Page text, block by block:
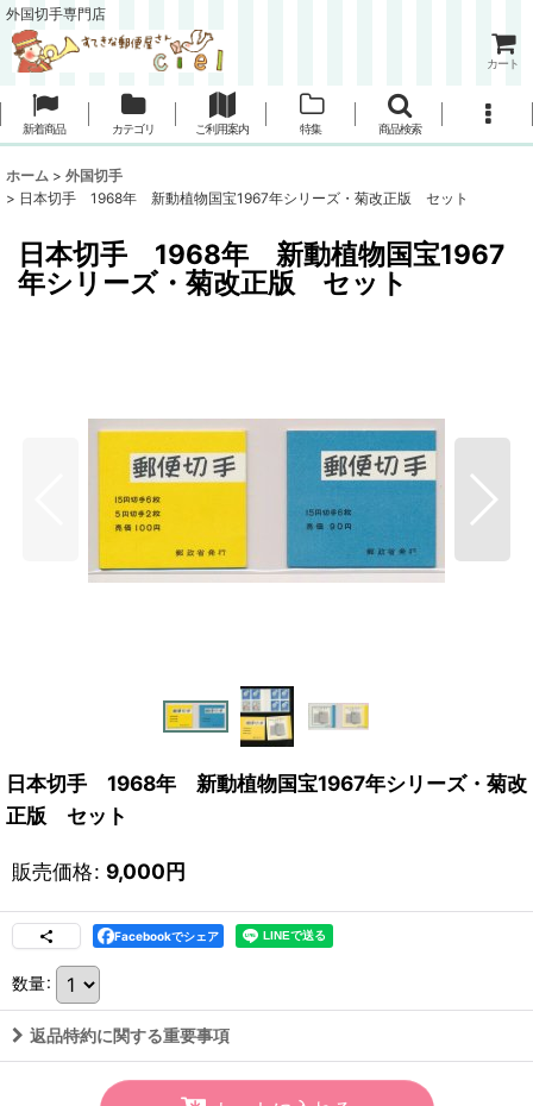
外国切手専門店
カート
新着商品 カテゴリ ご利用案内 特集 商品検索
ホーム > 外国切手
> 日本切手 1968年 新動植物国宝1967年シリーズ・菊改正版 セット
日本切手 1968年 新動植物国宝1967
年シリーズ・菊改正版 セット
日本切手 1968年 新動植物国宝1967年シリーズ・菊改
正版 セット
販売価格: 9,000円
Facebookでシェア
数量:
返品特約に関する重要事項